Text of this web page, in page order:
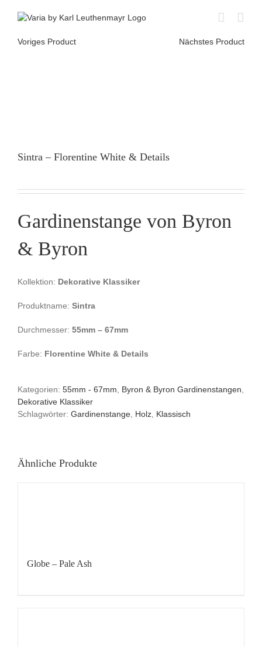
Voriges Product
Nächstes Product
Sintra – Florentine White & Details
Gardinenstange von Byron
& Byron
Kollektion: Dekorative Klassiker
Produktname: Sintra
Durchmesser: 55mm – 67mm
Farbe: Florentine White & Details
Kategorien: 55mm - 67mm Byron & Byron Gardinenstangen
Dekorative Klassiker
Schlagwörter: Gardinenstange Holz Klassisch
Ähnliche Produkte
Globe – Pale Ash